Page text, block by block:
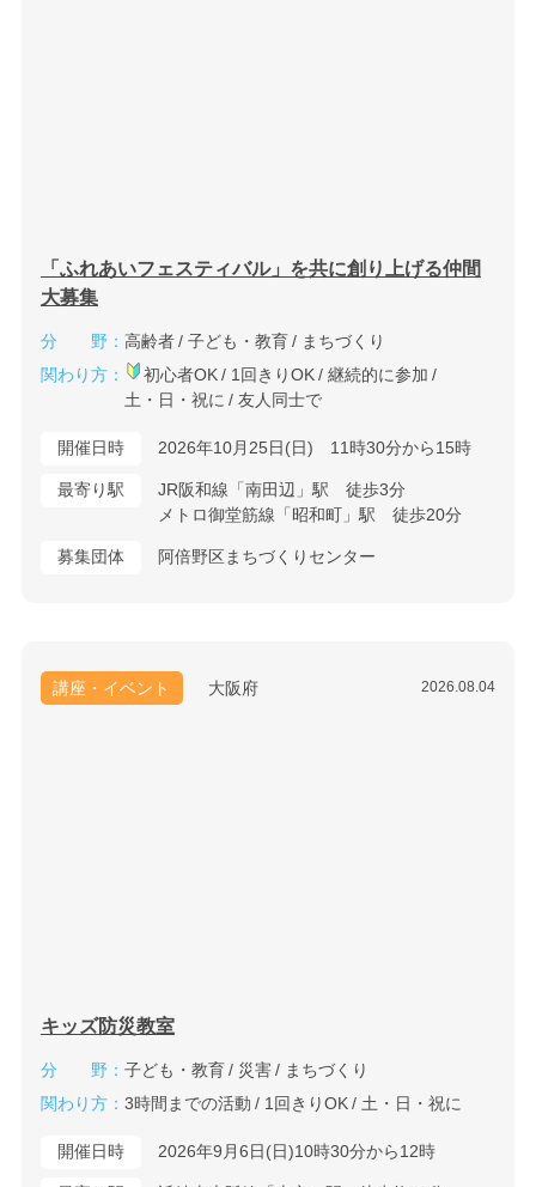
「ふれあいフェスティバル」を共に創り上げる仲間
大募集
分 野： 高齢者 子ども・教育
まちづくり
関わり方：
初心者OK 1回きりOK
継続的に参加
土・日・祝に
友人同士で
開催日時 2026年10月25日(日) 11時30分から15時
最寄り駅
JR阪和線「南田辺」駅 徒歩3分
メトロ御堂筋線「昭和町」駅 徒歩20分
募集団体 阿倍野区まちづくりセンター
講座・イベント 大阪府 2026.08.04
キッズ防災教室
分 野： 子ども・教育 災害
まちづくり
関わり方： 3時間までの活動 1回きりOK 土・日・祝に
開催日時 2026年9月6日(日)10時30分から12時